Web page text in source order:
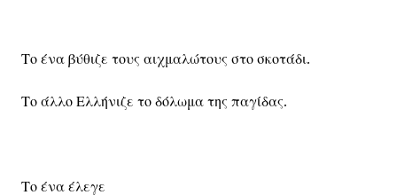
Το ένα βύθιζε τους αιχμαλώτους στο σκοτάδι.
Το άλλο Ελλήνιζε το δόλωμα της παγίδας.
Το ένα έλεγε